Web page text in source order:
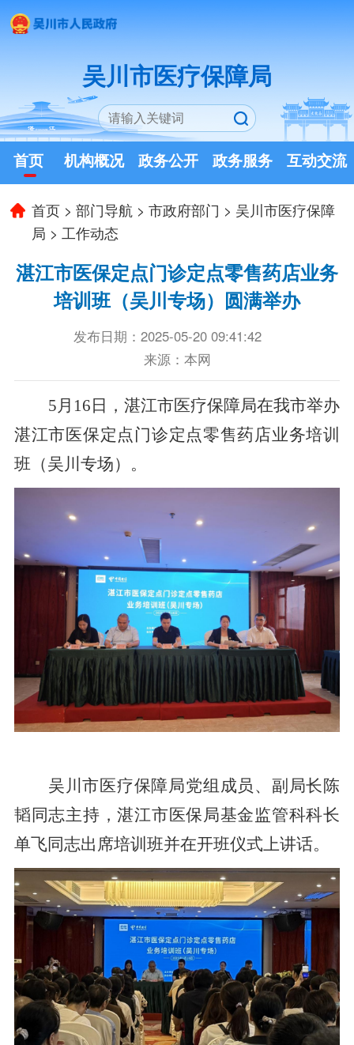
吴川市医疗保障局
首页 机构概况 政务公开 政务服务 互动交流
首页 >部门导航 >市政府部门 > 吴川市医疗保障
局 > 工作动态
湛江市医保定点门诊定点零售药店业务
培训班（吴川专场）圆满举办
发布日期：2025-05-20 09:41:42
来源：本网
5月16日，湛江市医疗保障局在我市举办
湛江市医保定点门诊定点零售药店业务培训
班（吴川专场）。
吴川市医疗保障局党组成员、副局长陈
韬同志主持，湛江市医保局基金监管科科长
单飞同志出席培训班并在开班仪式上讲话。